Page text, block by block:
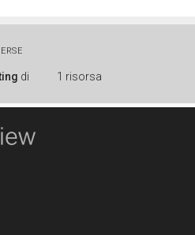
di 1 risorsa